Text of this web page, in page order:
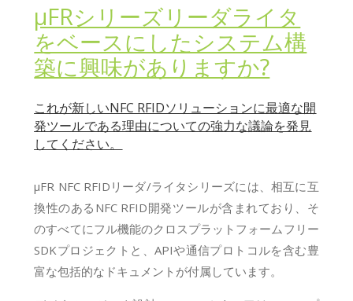
μFRシリーズリーダライタ
をベースにしたシステム構
築に興味がありますか?
これが新しいNFC RFIDソリューションに最適な開
発ツールである理由についての強力な議論を発見
してください。
μFR NFC RFIDリーダ/ライタシリーズには、相互に互
換性のあるNFC RFID開発ツールが含まれており、そ
のすべてにフル機能のクロスプラットフォームフリー
SDKプロジェクトと、APIや通信プロトコルを含む豊
富な包括的なドキュメントが付属しています。